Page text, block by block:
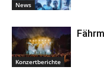
News
Konzertberichte